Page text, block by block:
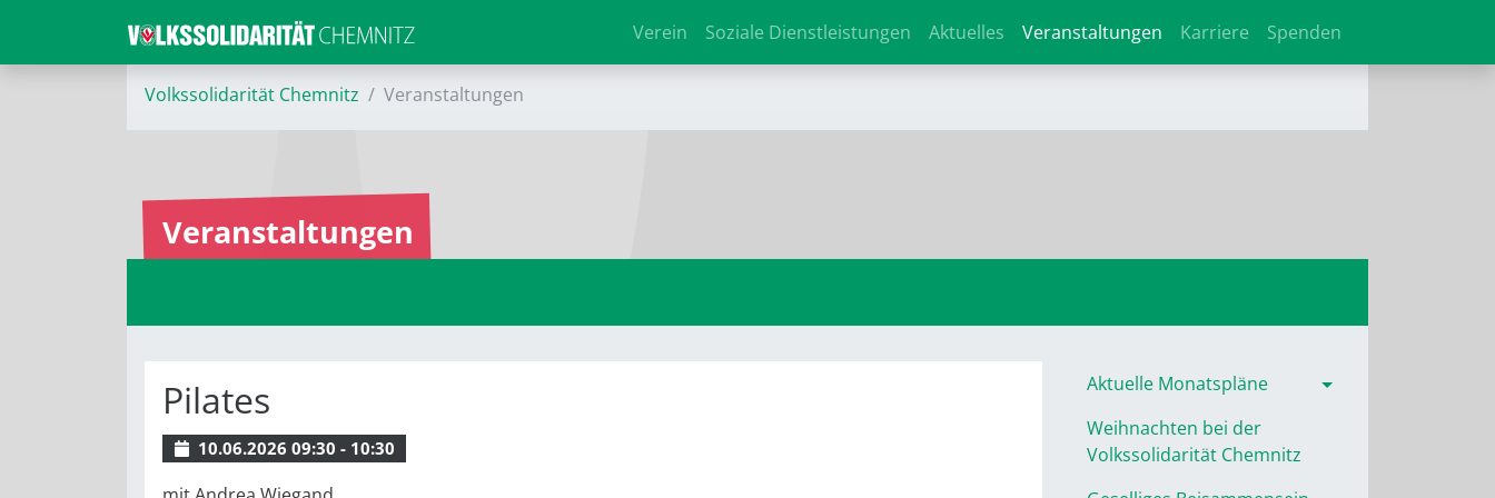
Verein Soziale Dienstleistungen Aktuelles Veranstaltungen Karriere Spenden
Volkssolidarität Chemnitz Veranstaltungen
Veranstaltungen
Aktuelle Monatspläne
Weihnachten bei der
Volkssolidarität Chemnitz
Pilates
10.06.2026 09:30 - 10:30